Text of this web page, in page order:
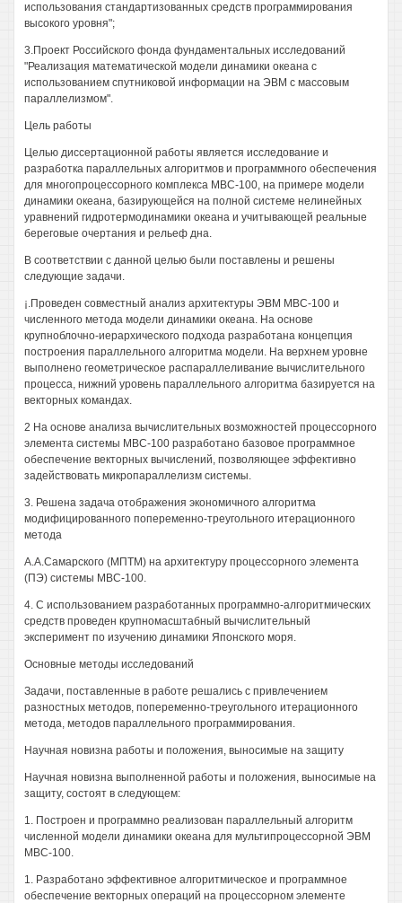
использования стандартизованных средств программирования
высокого уровня";
3.Проект Российского фонда фундаментальных исследований
"Реализация математической модели динамики океана с
использованием спутниковой информации на ЭВМ с массовым
параллелизмом".
Цель работы
Целью диссертационной работы является исследование и
разработка параллельных алгоритмов и программного обеспечения
для многопроцессорного комплекса МВС-100, на примере модели
динамики океана, базирующейся на полной системе нелинейных
уравнений гидротермодинамики океана и учитывающей реальные
береговые очертания и рельеф дна.
В соответствии с данной целью были поставлены и решены
следующие задачи.
¡.Проведен совместный анализ архитектуры ЭВМ МВС-100 и
численного метода модели динамики океана. На основе
крупноблочно-иерархического подхода разработана концепция
построения параллельного алгоритма модели. На верхнем уровне
выполнено геометрическое распараллеливание вычислительного
процесса, нижний уровень параллельного алгоритма базируется на
векторных командах.
2 На основе анализа вычислительных возможностей процессорного
элемента системы МВС-100 разработано базовое программное
обеспечение векторных вычислений, позволяющее эффективно
задействовать микропараллелизм системы.
3. Решена задача отображения экономичного алгоритма
модифицированного попеременно-треугольного итерационного
метода
А.А.Самарского (МПТМ) на архитектуру процессорного элемента
(ПЭ) системы МВС-100.
4. С использованием разработанных программно-алгоритмических
средств проведен крупномасштабный вычислительный
эксперимент по изучению динамики Японского моря.
Основные методы исследований
Задачи, поставленные в работе решались с привлечением
разностных методов, попеременно-треугольного итерационного
метода, методов параллельного программирования.
Научная новизна работы и положения, выносимые на защиту
Научная новизна выполненной работы и положения, выносимые на
защиту, состоят в следующем:
1. Построен и программно реализован параллельный алгоритм
численной модели динамики океана для мультипроцессорной ЭВМ
МВС-100.
1. Разработано эффективное алгоритмическое и программное
обеспечение векторных операций на процессорном элементе